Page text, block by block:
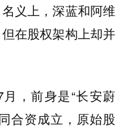
义上，深蓝和阿维
在股权架构上却并
，前身是“长安蔚
合资成立，原始股